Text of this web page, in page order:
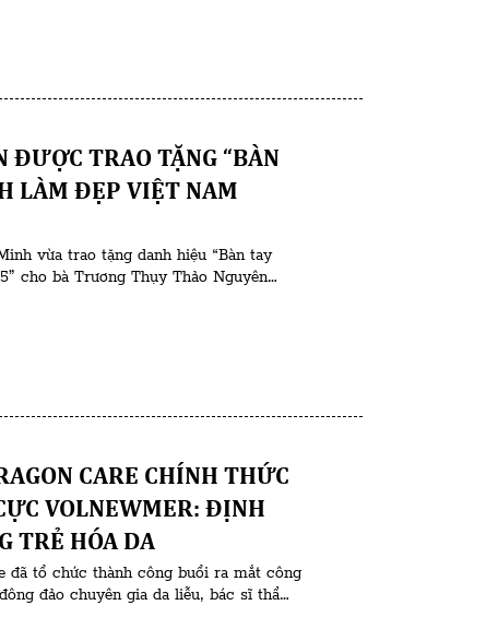
ĐƯỢC TRAO TẶNG “BÀN
LÀM ĐẸP VIỆT NAM
vừa trao tặng danh hiệu “Bàn tay
cho bà Trương Thụy Thảo Nguyên
CARE CHÍNH THỨC
VOLNEWMER: ĐỊNH
TRẺ HÓA DA
đã tổ chức thành công buổi ra mắt công
đảo chuyên gia da liễu, bác sĩ thẩm